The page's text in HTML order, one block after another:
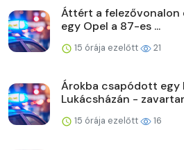
Áttért a felezővonalon
egy Opel a 87-es ...
15 órája ezelőtt 21
Árokba csapódott egy
Lukácsházán -
15 órája ezelőtt 16